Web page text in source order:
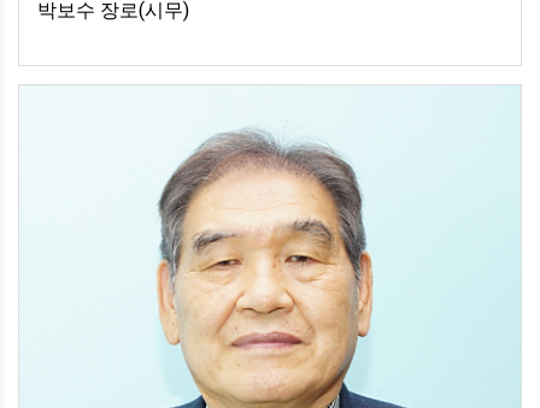
박보수 장로(시무)